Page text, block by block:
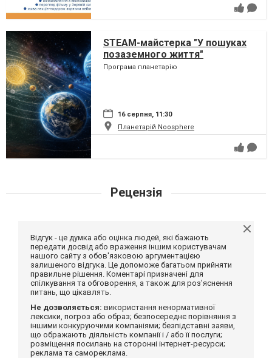
STEAM-майстерка "У пошуках
позаземного життя"
Програма планетарію
16 серпня, 11:30
Планетарій Noosphere
Рецензія
Відгук - це думка або оцінка людей, які бажають
передати досвід або враження іншим користувачам
нашого сайту з обов'язковою аргументацією
залишеного відгука. Це допоможе багатьом прийняти
правильне рішення. Коментарі призначені для
спілкування та обговорення, а також для роз'яснення
питань, що цікавлять.
Не дозволяється: використання ненормативної
лексики, погроз або образ; безпосереднє порівняння з
іншими конкуруючими компаніями; безпідставні заяви,
що ображають діяльність компанії і / або її послуги;
розміщення посилань на сторонні інтернет-ресурси;
реклама та самореклама.